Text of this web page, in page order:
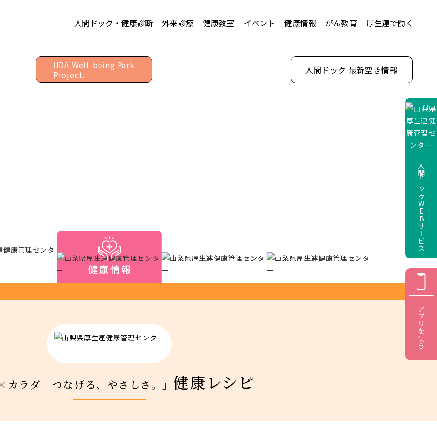
人間ドック・健康診断 外来診療 健康教室 イベント 健康情報 がん教育 厚生連で働く
IIDA Well-being Park
Project.
人間ドック 最新空き情報
カラダ「つなげる、やさしさ。」健康レシピ
人間ドックWEBサービス
アプリを使う